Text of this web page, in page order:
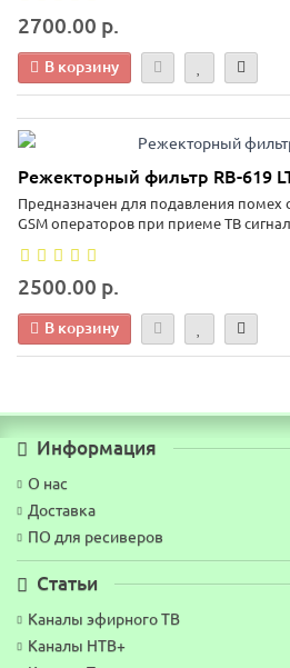
2700.00 р.
В корзину
Режекторный фильтр RB-619
Предназначен для подавления помех
GSM операторов при приеме ТВ
2500.00 р.
В корзину
Информация
О нас
Доставка
ПО для ресиверов
Статьи
Каналы эфирного ТВ
Каналы НТВ+